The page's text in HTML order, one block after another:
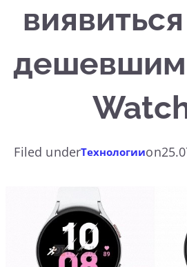
виявиться
дешевшим
Filed underТехнологииon